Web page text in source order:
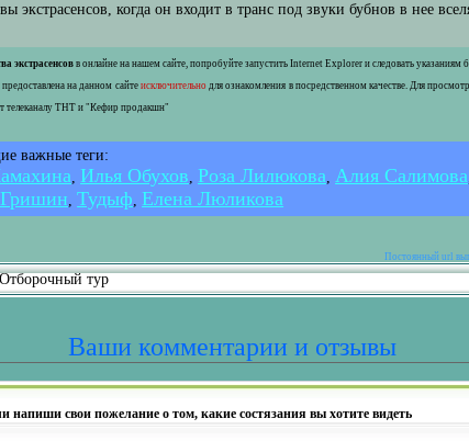
экстрасенсов, когда он входит в транс под звуки бубнов в нее
экстрасенсовв онлайне на нашем сайте, попробуйте запустить Internet Explorer и следовать указаниям
на данном сайте исключительнодля ознакомления в посредственном качестве. Для
телеканалу ТНТ и "Кефир продакшн"
важные теги:
,Илья Обухов, Роза Лилюкова,Алия Салимова
,Тудыф,Елена Люликова
Постоянный url
тур
Ваши комментарии и отзывы
напиши свои пожелание о том, какие состязания вы хотите видеть